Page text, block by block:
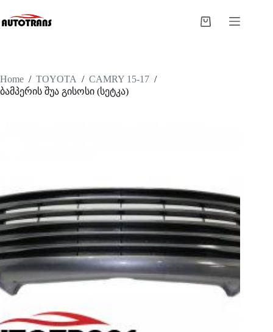
Home / TOYOTA / CAMRY 15-17 /
ბამპერის შუა გისოსი (სეტკა)